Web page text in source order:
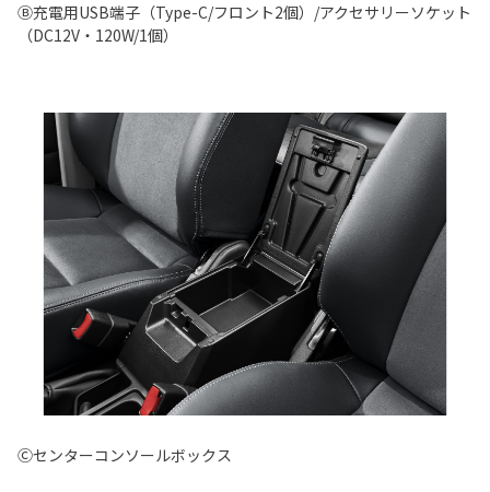
Ⓑ充電用USB端子（Type-C/フロント2個）/アクセサリーソケット
（DC12V・120W/1個）
Ⓒセンターコンソールボックス